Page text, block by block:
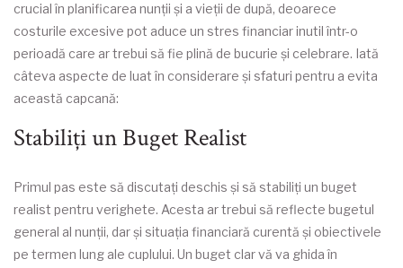
crucial în planificarea nunții și a vieții de după, deoarece
costurile excesive pot aduce un stres financiar inutil într-o
perioadă care ar trebui să fie plină de bucurie și celebrare. Iată
câteva aspecte de luat în considerare și sfaturi pentru a evita
această capcană:
Stabiliți un Buget Realist
Primul pas este să discutați deschis și să stabiliți un buget
realist pentru verighete. Acesta ar trebui să reflecte bugetul
general al nunții, dar și situația financiară curentă și obiectivele
pe termen lung ale cuplului. Un buget clar vă va ghida în